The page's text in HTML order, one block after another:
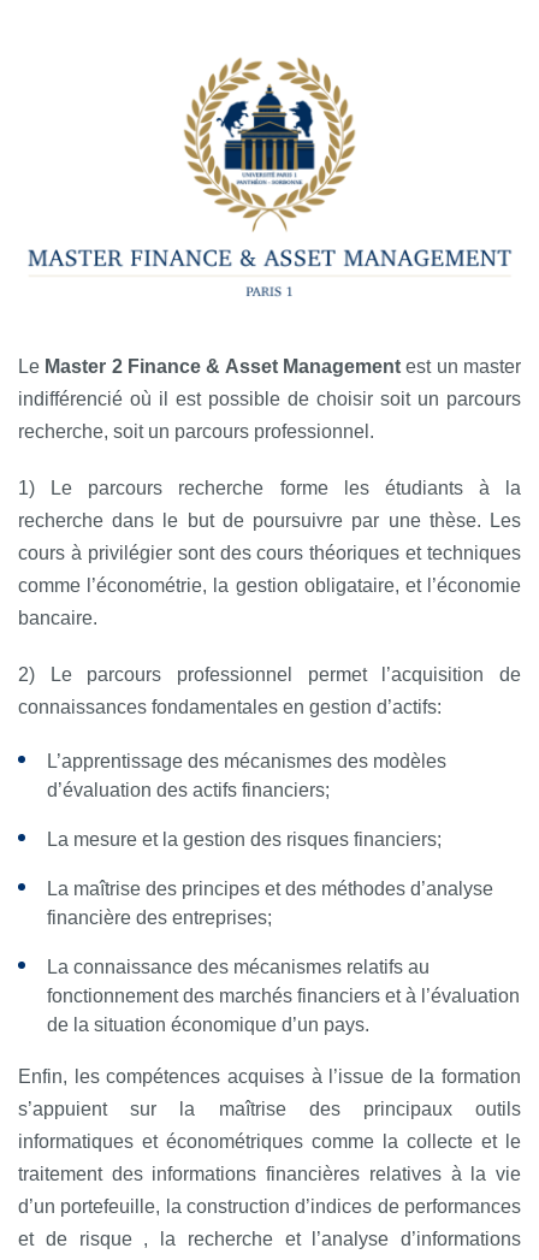
Le Master 2 Finance & Asset Management est un master
indifférencié où il est possible de choisir soit un parcours
recherche, soit un parcours professionnel.
1) Le parcours recherche forme les étudiants à la
recherche dans le but de poursuivre par une thèse. Les
cours à privilégier sont des cours théoriques et techniques
comme l’économétrie, la gestion obligataire, et l’économie
bancaire.
2) Le parcours professionnel permet l’acquisition de
connaissances fondamentales en gestion d’actifs:
L’apprentissage des mécanismes des modèles
d’évaluation des actifs financiers;
La mesure et la gestion des risques financiers;
La maîtrise des principes et des méthodes d’analyse
financière des entreprises;
La connaissance des mécanismes relatifs au
fonctionnement des marchés financiers et à l’évaluation
de la situation économique d’un pays.
Enfin, les compétences acquises à l’issue de la formation
s’appuient sur la maîtrise des principaux outils
informatiques et économétriques comme la collecte et le
traitement des informations financières relatives à la vie
d’un portefeuille, la construction d’indices de performances
et de risque , la recherche et l’analyse d’informations